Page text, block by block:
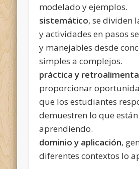
modelado y ejemplos.
sistemático, se dividen
y actividades en pasos
y manejables desde
simples a complejos.
práctica y
proporcionar
que los estudiantes
demuestren lo que están
aprendiendo.
dominio y aplicación,
diferentes contextos lo